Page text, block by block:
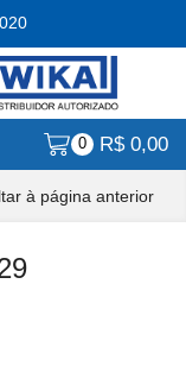
0 R$0,00
à página anterior